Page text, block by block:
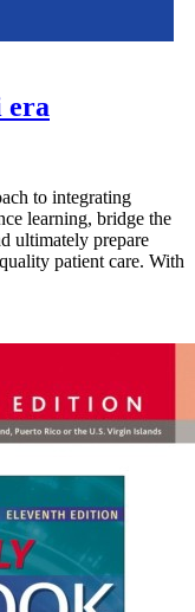
era
to integrating
learning, bridge the
ultimately prepare
patient care. With